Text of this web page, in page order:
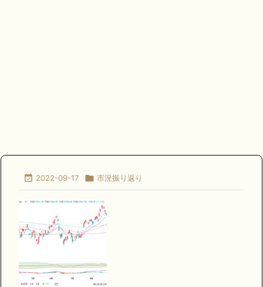
 2022-09-17  市況振り返り